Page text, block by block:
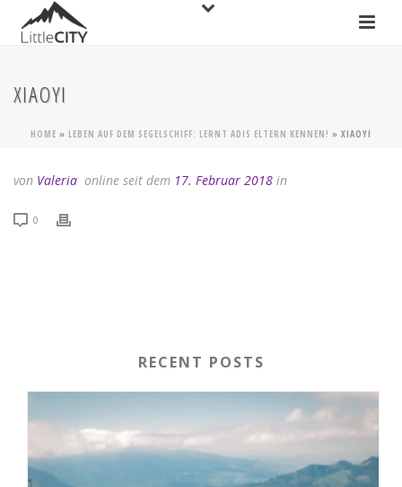
XIAOYI
HOME » LEBEN AUF DEM SEGELSCHIFF: LERNT ADIS ELTERN KENNEN! » XIAOYI
von Valeria online seit dem 17. Februar 2018 in
0
RECENT POSTS